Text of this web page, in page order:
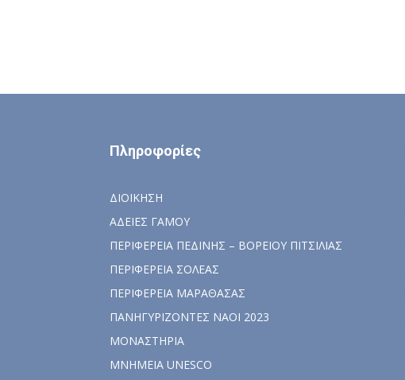
Πληροφορίες
ΔΙΟΙΚΗΣΗ
ΑΔΕΙΕΣ ΓΑΜΟΥ
ΠΕΡΙΦΕΡΕΙΑ ΠΕΔΙΝΗΣ – ΒΟΡΕΙΟΥ ΠΙΤΣΙΛΙΑΣ
ΠΕΡΙΦΕΡΕΙΑ ΣΟΛΕΑΣ
ΠΕΡΙΦΕΡΕΙΑ ΜΑΡΑΘΑΣΑΣ
ΠΑΝΗΓΥΡΙΖΟΝΤΕΣ ΝΑΟΙ 2023
ΜΟΝΑΣΤΗΡΙΑ
ΜΝΗΜΕΙΑ UNESCO